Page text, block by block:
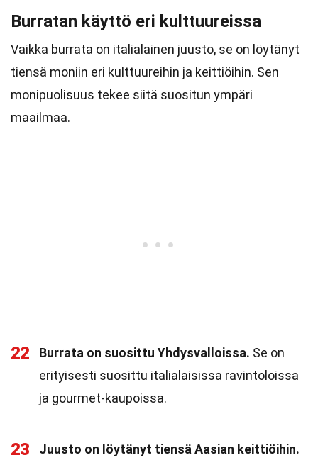
Burratan käyttö eri kulttuureissa
Vaikka burrata on italialainen juusto, se on löytänyt
tiensä moniin eri kulttuureihin ja keittiöihin. Sen
monipuolisuus tekee siitä suositun ympäri
maailmaa.
22 Burrata on suosittu Yhdysvalloissa. Se on
erityisesti suosittu italialaisissa ravintoloissa
ja gourmet-kaupoissa.
23
Juusto on löytänyt tiensä Aasian keittiöihin.